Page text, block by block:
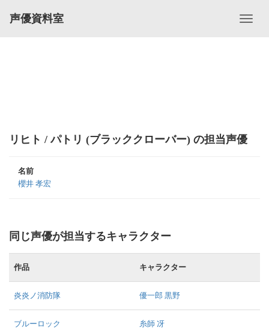
声優資料室
リヒト / パトリ (ブラッククローバー) の担当声優
名前
櫻井 孝宏
同じ声優が担当するキャラクター
作品 キャラクター
炎炎ノ消防隊 優一郎 黒野
ブルーロック 糸師 冴